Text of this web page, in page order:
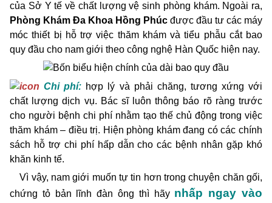
của Sở Y tế về chất lượng vệ sinh phòng khám. Ngoài ra,
Phòng Khám Đa Khoa Hồng Phúc được đầu tư các máy
móc thiết bị hỗ trợ việc thăm khám và tiểu phẫu cắt bao
quy đầu cho nam giới theo công nghệ Hàn Quốc hiện nay.
Chi phí: hợp lý và phải chăng, tương xứng với
chất lượng dịch vụ. Bác sĩ luôn thông báo rõ ràng trước
cho người bệnh chi phí nhằm tạo thế chủ động trong việc
thăm khám – điều trị. Hiện phòng khám đang có các chính
sách hỗ trợ chi phí hấp dẫn cho các bệnh nhân gặp khó
khăn kinh tế.
Vì vậy, nam giới muốn tự tin hơn trong chuyện chăn gối,
chứng tỏ bản lĩnh đàn ông thì hãy nhấp ngay vào